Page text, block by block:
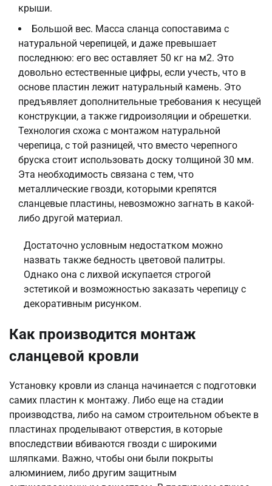
крыши.
Большой вес. Масса сланца сопоставима с
натуральной черепицей, и даже превышает
последнюю: его вес оставляет 50 кг на м2. Это
довольно естественные цифры, если учесть, что в
основе пластин лежит натуральный камень. Это
предъявляет дополнительные требования к несущей
конструкции, а также гидроизоляции и обрешетки.
Технология схожа с монтажом натуральной
черепица, с той разницей, что вместо черепного
бруска стоит использовать доску толщиной 30 мм.
Эта необходимость связана с тем, что
металлические гвозди, которыми крепятся
сланцевые пластины, невозможно загнать в какой-
либо другой материал.
Достаточно условным недостатком можно
назвать также бедность цветовой палитры.
Однако она с лихвой искупается строгой
эстетикой и возможностью заказать черепицу с
декоративным рисунком.
Как производится монтаж
сланцевой кровли
Установку кровли из сланца начинается с подготовки
самих пластин к монтажу. Либо еще на стадии
производства, либо на самом строительном объекте в
пластинах проделывают отверстия, в которые
впоследствии вбиваются гвозди с широкими
шляпками. Важно, чтобы они были покрыты
алюминием, либо другим защитным